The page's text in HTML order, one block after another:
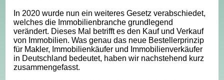
In 2020 wurde nun ein weiteres Gesetz verabschiedet,
welches die Immobilienbranche grundlegend
verändert. Dieses Mal betrifft es den Kauf und Verkauf
von Immobilien. Was genau das neue Bestellerprinzip
für Makler, Immobilienkäufer und Immobilienverkäufer
in Deutschland bedeutet, haben wir nachstehend kurz
zusammengefasst.